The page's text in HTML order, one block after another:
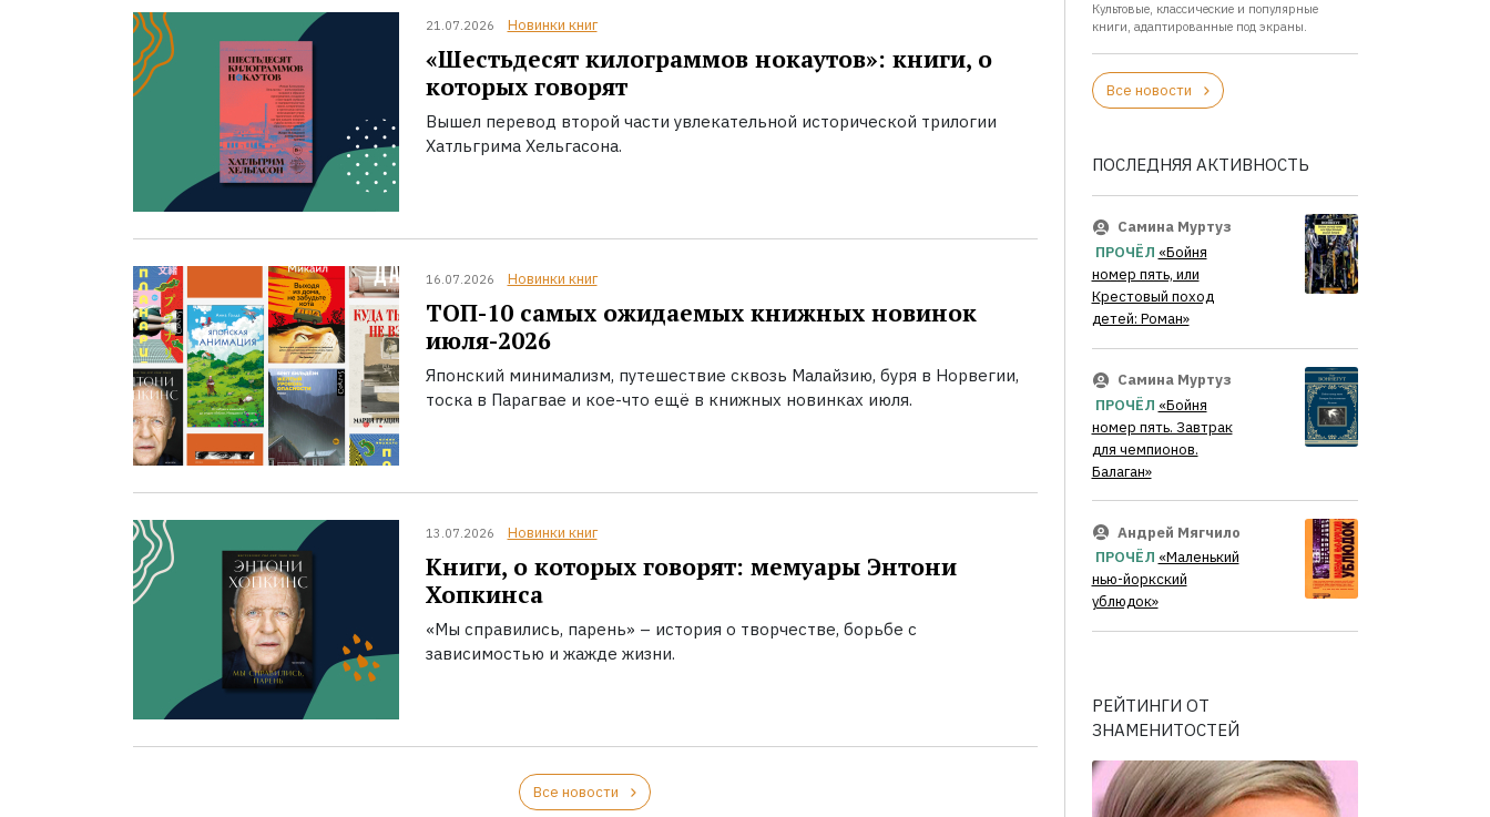
21.07.2026 Новинки книг
«Шестьдесят килограммов нокаутов»: книги, о
которых говорят
Вышел перевод второй части увлекательной исторической трилогии
Хатльгрима Хельгасона.
16.07.2026 Новинки книг
ТОП-10 самых ожидаемых книжных новинок
июля-2026
Японский минимализм, путешествие сквозь Малайзию, буря в Норвегии,
тоска в Парагвае и кое-что ещё в книжных новинках июля.
13.07.2026 Новинки книг
Книги, о которых говорят: мемуары Энтони
Хопкинса
«Мы справились, парень» – история о творчестве, борьбе с
зависимостью и жажде жизни.
Все новости
Культовые, классические и популярные
книги, адаптированные под экраны.
Все новости
ПОСЛЕДНЯЯ АКТИВНОСТЬ
Самина Муртуз
ПРОЧЁЛ «Бойня
номер пять, или
Крестовый поход
детей: Роман»
Самина Муртуз
ПРОЧЁЛ «Бойня
номер пять. Завтрак
для чемпионов.
Балаган»
Андрей Мягчило
ПРОЧЁЛ «Маленький
нью-йоркский
ублюдок»
РЕЙТИНГИ ОТ
ЗНАМЕНИТОСТЕЙ